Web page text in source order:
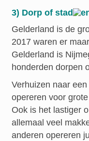
3) Dorp of stad
Gelderland is de
2017 waren er
Gelderland is
honderden dorpen
Verhuizen naar
opereren voor
Ook is het lastiger
allemaal veel
anderen opereren